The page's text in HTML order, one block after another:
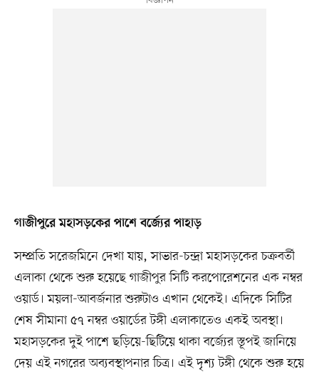
গাজীপুরে মহাসড়কের পাশে বর্জ্যের পাহাড়
সম্প্রতি সরেজমিনে দেখা যায়, সাভার-চন্দ্রা মহাসড়কের চক্রবর্তী
এলাকা থেকে শুরু হয়েছে গাজীপুর সিটি করপোরেশনের এক নম্বর
ওয়ার্ড। ময়লা-আবর্জনার শুরুটাও এখান থেকেই। এদিকে সিটির
শেষ সীমানা ৫৭ নম্বর ওয়ার্ডের টঙ্গী এলাকাতেও একই অবস্থা।
মহাসড়কের দুই পাশে ছড়িয়ে-ছিটিয়ে থাকা বর্জ্যের স্তূপই জানিয়ে
দেয় এই নগরের অব্যবস্থাপনার চিত্র। এই দৃশ্য টঙ্গী থেকে শুরু হয়ে